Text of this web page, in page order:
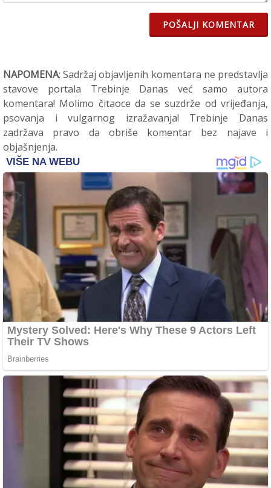
POŠALJI KOMENTAR
NAPOMENA: Sadržaj objavljenih komentara ne predstavlja
stavove portala Trebinje Danas već samo autora
komentara! Molimo čitaoce da se suzdrže od vrijeđanja,
psovanja i vulgarnog izražavanja! Trebinje Danas
zadržava pravo da obriše komentar bez najave i
objašnjenja.